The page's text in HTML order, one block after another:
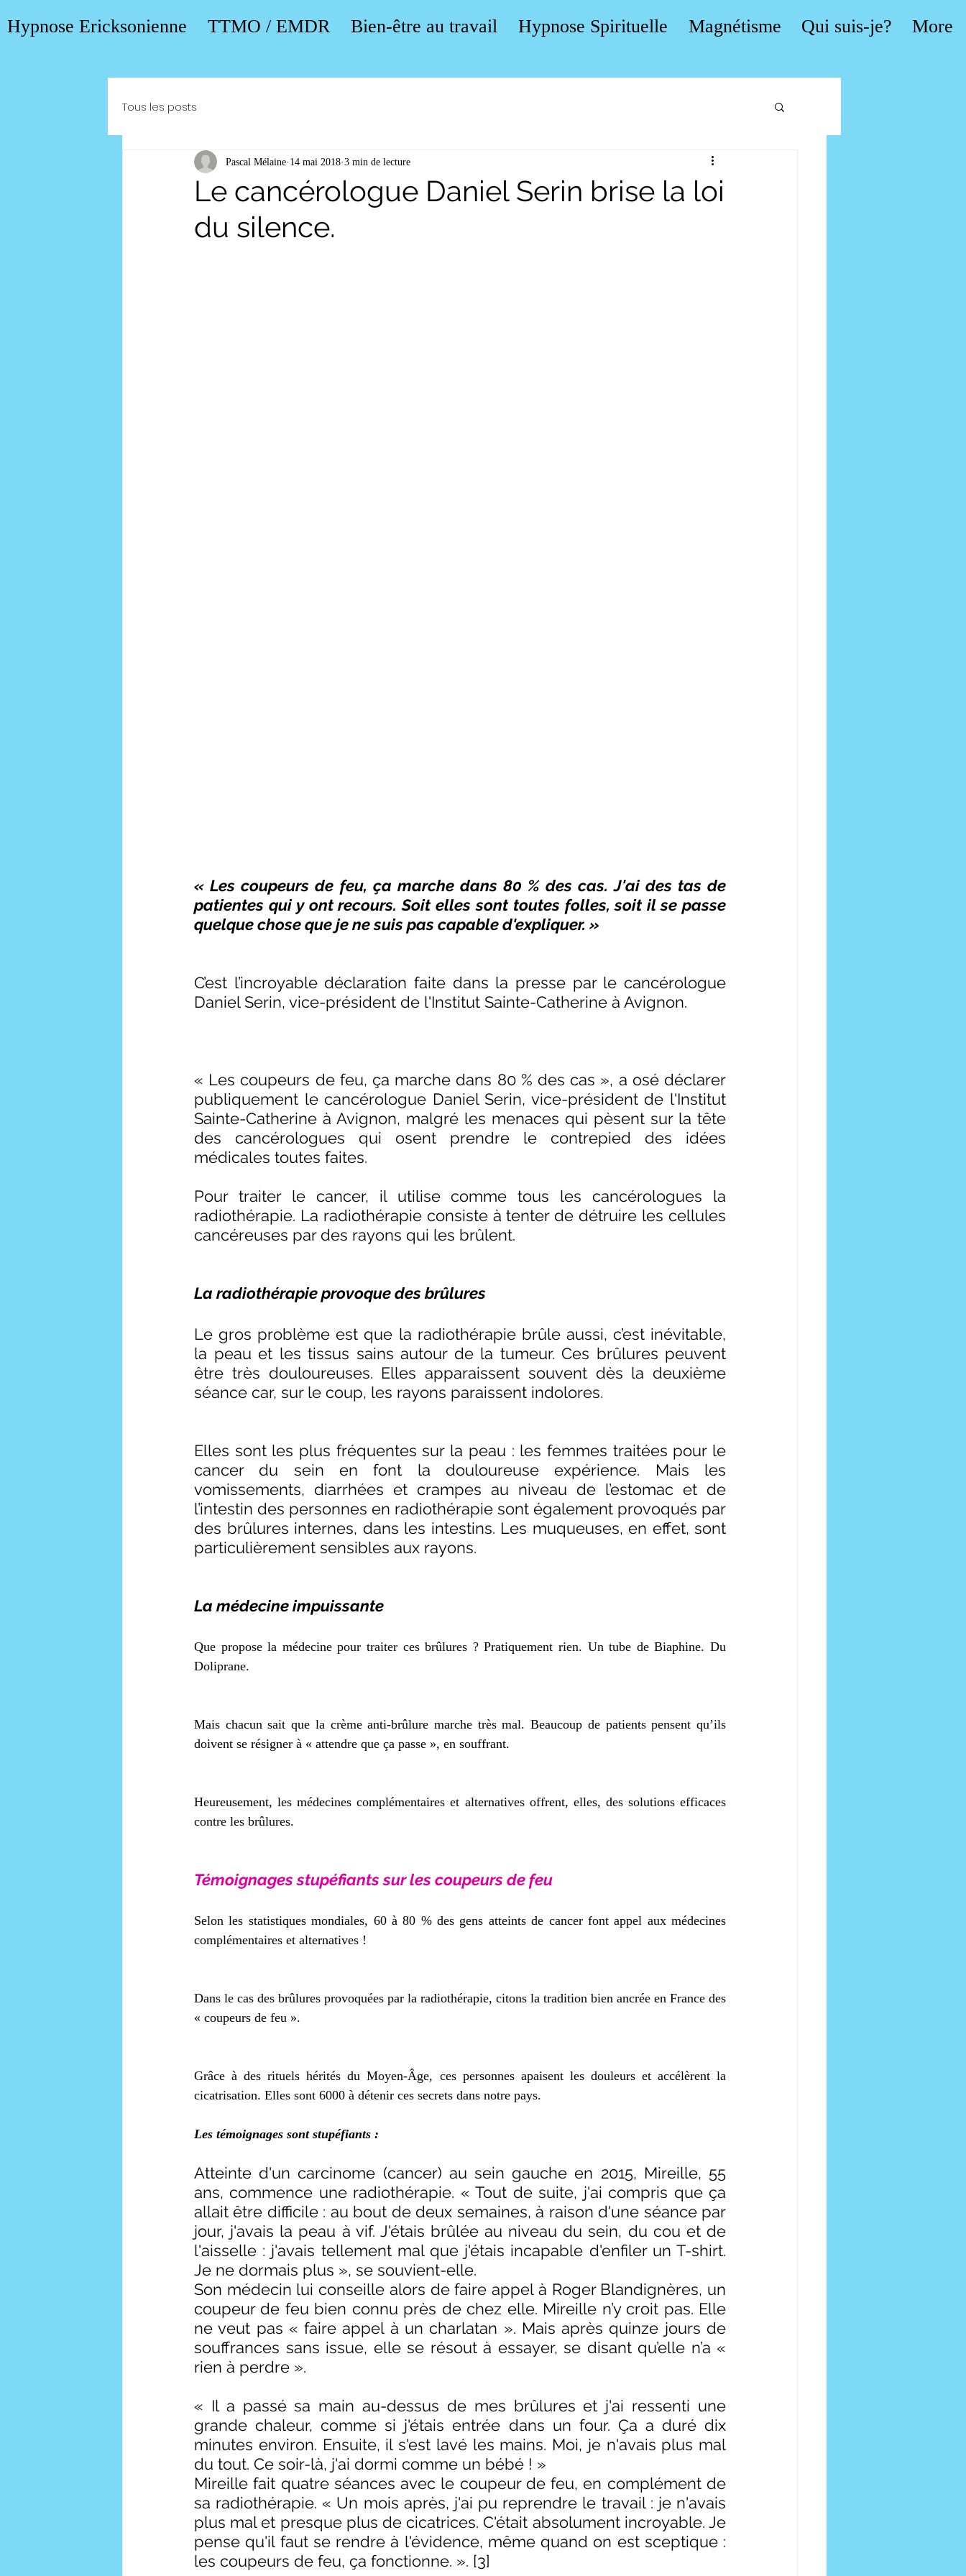
Hypnose Ericksonienne TTMO / EMDR Bien-être au travail Hypnose Spirituelle Magnétisme Qui suis-je? More
Tous les posts
Le cancérologue Daniel Serin brise la loi
du silence.
Pascal Mélaine 14 mai 2018 3 min de lecture
« Les coupeurs de feu, ça marche dans 80 % des cas. J'ai des tas de
patientes qui y ont recours. Soit elles sont toutes folles, soit il se passe
quelque chose que je ne suis pas capable d'expliquer. »
C’est l’incroyable déclaration faite dans la presse par le cancérologue
Daniel Serin, vice-président de l'Institut Sainte-Catherine à Avignon.
« Les coupeurs de feu, ça marche dans 80 % des cas », a osé déclarer
publiquement le cancérologue Daniel Serin, vice-président de l'Institut
Sainte-Catherine à Avignon, malgré les menaces qui pèsent sur la tête
des cancérologues qui osent prendre le contrepied des idées
médicales toutes faites.
Pour traiter le cancer, il utilise comme tous les cancérologues la
radiothérapie. La radiothérapie consiste à tenter de détruire les cellules
cancéreuses par des rayons qui les brûlent.
La radiothérapie provoque des brûlures
Le gros problème est que la radiothérapie brûle aussi, c’est inévitable,
la peau et les tissus sains autour de la tumeur. Ces brûlures peuvent
être très douloureuses. Elles apparaissent souvent dès la deuxième
séance car, sur le coup, les rayons paraissent indolores.
Elles sont les plus fréquentes sur la peau : les femmes traitées pour le
cancer du sein en font la douloureuse expérience. Mais les
vomissements, diarrhées et crampes au niveau de l’estomac et de
l’intestin des personnes en radiothérapie sont également provoqués par
des brûlures internes, dans les intestins. Les muqueuses, en effet, sont
particulièrement sensibles aux rayons.
La médecine impuissante
Que propose la médecine pour traiter ces brûlures ? Pratiquement rien. Un tube de Biaphine. Du
Doliprane.
Mais chacun sait que la crème anti-brûlure marche très mal. Beaucoup de patients pensent qu’ils
doivent se résigner à « attendre que ça passe », en souffrant.
Heureusement, les médecines complémentaires et alternatives offrent, elles, des solutions efficaces
contre les brûlures.
Témoignages stupéfiants sur les coupeurs de feu
Selon les statistiques mondiales, 60 à 80 % des gens atteints de cancer font appel aux médecines
complémentaires et alternatives !
Dans le cas des brûlures provoquées par la radiothérapie, citons la tradition bien ancrée en France des
« coupeurs de feu ».
Grâce à des rituels hérités du Moyen-Âge, ces personnes apaisent les douleurs et accélèrent la
cicatrisation. Elles sont 6000 à détenir ces secrets dans notre pays.
Les témoignages sont stupéfiants :
Atteinte d'un carcinome (cancer) au sein gauche en 2015, Mireille, 55
ans, commence une radiothérapie. « Tout de suite, j'ai compris que ça
allait être difficile : au bout de deux semaines, à raison d'une séance par
jour, j'avais la peau à vif. J'étais brûlée au niveau du sein, du cou et de
l'aisselle : j'avais tellement mal que j'étais incapable d'enfiler un T-shirt.
Je ne dormais plus », se souvient-elle.
Son médecin lui conseille alors de faire appel à Roger Blandignères, un
coupeur de feu bien connu près de chez elle. Mireille n’y croit pas. Elle
ne veut pas « faire appel à un charlatan ». Mais après quinze jours de
souffrances sans issue, elle se résout à essayer, se disant qu’elle n’a «
rien à perdre ».
« Il a passé sa main au-dessus de mes brûlures et j'ai ressenti une
grande chaleur, comme si j'étais entrée dans un four. Ça a duré dix
minutes environ. Ensuite, il s'est lavé les mains. Moi, je n'avais plus mal
du tout. Ce soir-là, j'ai dormi comme un bébé ! »
Mireille fait quatre séances avec le coupeur de feu, en complément de
sa radiothérapie. « Un mois après, j'ai pu reprendre le travail : je n'avais
plus mal et presque plus de cicatrices. C'était absolument incroyable. Je
pense qu'il faut se rendre à l'évidence, même quand on est sceptique :
les coupeurs de feu, ça fonctionne. ». [3]